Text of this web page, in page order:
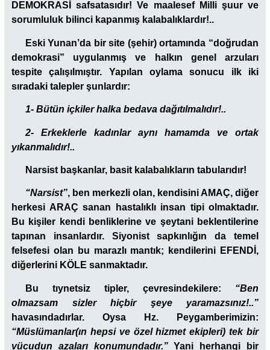
DEMOKRASİ safsatasıdır! Ve maalesef Milli şuur ve
sorumluluk bilinci kapanmış kalabalıklardır!..
Eski Yunan’da bir site (şehir) ortamında “doğrudan
demokrasi” uygulanmış ve halkın genel arzuları
tespite çalışılmıştır. Yapılan oylama sonucu ilk iki
sıradaki talepler şunlardır:
1- Bütün içkiler halka bedava dağıtılmalıdır!..
2- Erkeklerle kadınlar aynı hamamda ve ortak
yıkanmalıdır!..
Narsist başkanlar, basit kalabalıkların tabularıdır!
“Narsist”, ben merkezli olan, kendisini AMAÇ, diğer
herkesi ARAÇ sanan hastalıklı insan tipi olmaktadır.
Bu kişiler kendi benliklerine ve şeytani beklentilerine
tapınan insanlardır. Siyonist sapkınlığın da temel
felsefesi olan bu marazlı mantık; kendilerini EFENDİ,
diğerlerini KÖLE sanmaktadır.
Bu tıynetsiz tipler, çevresindekilere: “Ben
olmazsam sizler hiçbir şeye yaramazsınız!..”
havasındadırlar. Oysa Hz. Peygamberimizin:
“Müslümanlar(ın hepsi ve özel hizmet ekipleri) tek bir
vücudun azaları konumundadır.”Yani herhangi bir